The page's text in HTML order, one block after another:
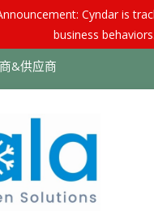
Cyndar is
business
&供应商